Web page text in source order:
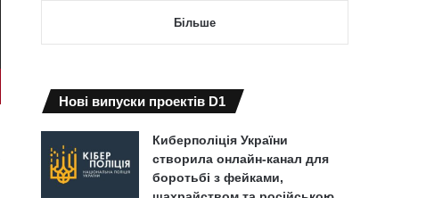
Більше
Нові випуски проектів D1
Киберполіція України
створила онлайн-канал для
боротьбі з фейками,